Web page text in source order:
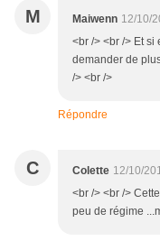
M Maiwenn 12/10/
<br /> <br /> Et
demander de
/> <br />
Répondre
C Colette 12/10/
<br /> <br />
peu de régime